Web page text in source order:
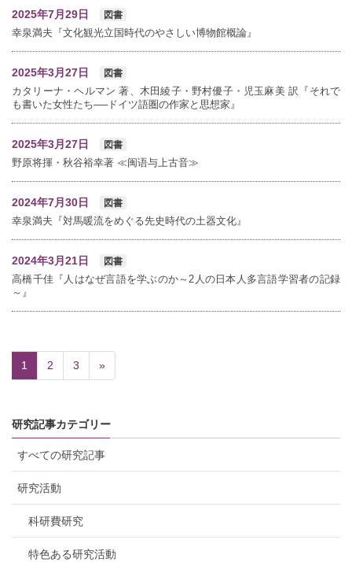
2025年7月29日 図書
幸泉満夫『文化観光立国時代のやさしい博物館概論』
2025年3月27日 図書
カタリーナ・ヘルマン 著、木田綾子・野村優子・児玉麻美 訳『それで
も書いた女性たち──ドイツ語圏の作家と思想家』
2025年3月27日 図書
野原将揮・秋谷裕幸著 ≪闽语与上古音≫
2024年7月30日 図書
幸泉満夫『対馬暖流をめぐる先史時代の土器文化』
2024年3月21日 図書
高橋千佳『人はなぜ言語を学ぶのか～2人の日本人多言語学習者の記録
～』
1 2 3 »
研究記事カテゴリー
すべての研究記事
研究活動
科研費研究
特色ある研究活動